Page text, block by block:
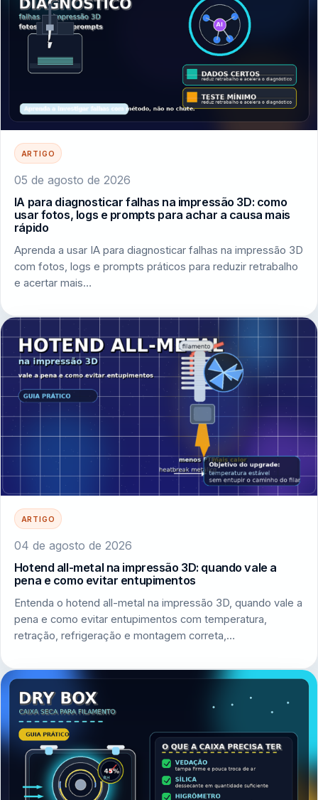
ARTIGO
05 de agosto de 2026
IA para diagnosticar falhas na impressão 3D: como
usar fotos, logs e prompts para achar a causa mais
rápido
Aprenda a usar IA para diagnosticar falhas na impressão 3D
com fotos, logs e prompts práticos para reduzir retrabalho
e acertar mais…
ARTIGO
04 de agosto de 2026
Hotend all-metal na impressão 3D: quando vale a
pena e como evitar entupimentos
Entenda o hotend all-metal na impressão 3D, quando vale a
pena e como evitar entupimentos com temperatura,
retração, refrigeração e montagem correta,…